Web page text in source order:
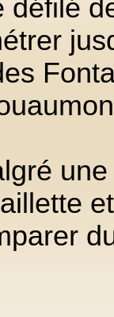
défilé